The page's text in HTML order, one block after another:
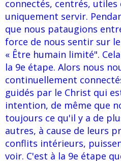
connectés, centrés,
uniquement servir.
que nous pataugions
force de nous sentir sur
« Être humain limité".
la 9e étape. Alors nous
continuellement
guidés par le Christ qui
intention, de même que
toujours ce qu'il y a de
autres, à cause de leurs
conflits intérieurs,
voir. C'est à la 9e étape